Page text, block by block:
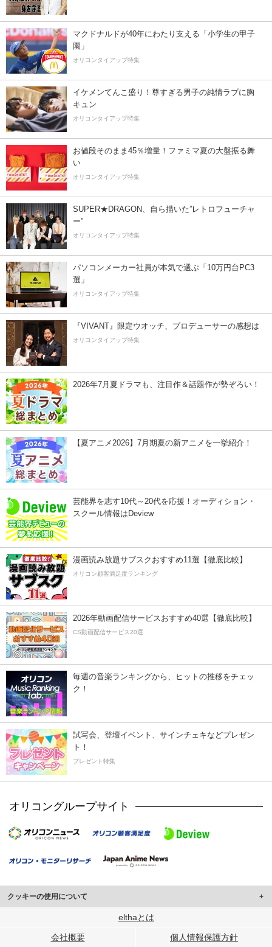
マクドナルドが40年にわたり支える「小学生の甲子
園」
オリコンタイアップ特集
イケメンてんこ盛り！尊すぎる男子の純情ラブに胸
キュン
オリコンタイアップ特集
お値段そのまま45％増量！ファミマ夏の大盤振る舞
い
オリコンタイアップ特集
SUPER★DRAGON、自ら描いた”レトロフューチャ
ー”
オリコンタイアップ特集
パソコンメーカー社員が本気で選ぶ「10万円台PC3
選」
オリコンタイアップ特集
『VIVANT』限定ウオッチ、プロデューサーの感想は
オリコンタイアップ特集
2026年7月夏ドラマも、注目作＆話題作が勢ぞろい！
【夏アニメ2026】7月期夏の新アニメを一挙紹介！
芸能界を志す10代～20代を応援！オーディション・
スクール情報はDeview
漫画読み放題サブスクおすすめ11選【徹底比較】
オリコン顧客満足度ランキング
2026年動画配信サービスおすすめ40選【徹底比較】
CS動画配信サービス20選
毎週の音楽ランキングから、ヒットの推移をチェッ
ク！
試写会、登壇イベント、サインチェキなどプレゼン
ト！
プレゼント特集
オリコングループサイト
クッキーの使用について
このサイトでは Cookie を使用して、ユーザーに合わせたコンテンツや広告の
行っています。
elthaとは
会社概要 個人情報保護方針